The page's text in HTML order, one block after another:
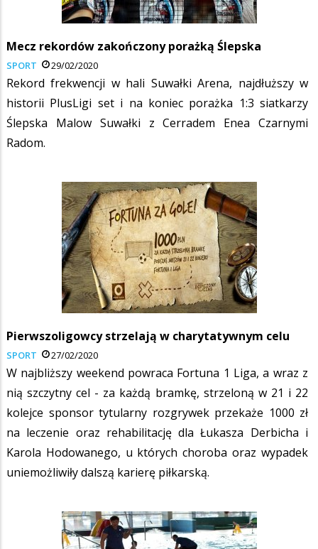
Mecz rekordów zakończony porażką Ślepska
SPORT 29/02/2020
Rekord frekwencji w hali Suwałki Arena, najdłuższy w
historii PlusLigi set i na koniec porażka 1:3 siatkarzy
Ślepska Malow Suwałki z Cerradem Enea Czarnymi
Radom.
Pierwszoligowcy strzelają w charytatywnym celu
SPORT 27/02/2020
W najbliższy weekend powraca Fortuna 1 Liga, a wraz z
nią szczytny cel - za każdą bramkę, strzeloną w 21 i 22
kolejce sponsor tytularny rozgrywek przekaże 1000 zł
na leczenie oraz rehabilitację dla Łukasza Derbicha i
Karola Hodowanego, u których choroba oraz wypadek
uniemożliwiły dalszą karierę piłkarską.